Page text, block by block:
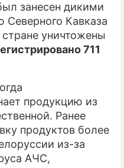
занесен дикими
Северного Кавказа
уничтожены
711
продукцию из
Ранее
продуктов более
из-за
АЧС,